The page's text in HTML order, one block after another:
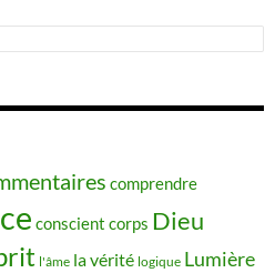
comprendre
conscient corps Dieu
l'âme la vérité logique Lumière